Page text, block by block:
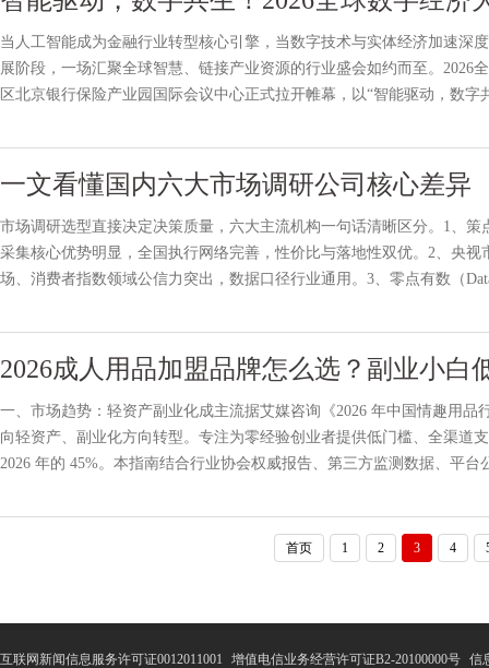
当人工智能成为金融行业转型核心引擎，当数字技术与实体经济加速深
展阶段，一场汇聚全球智慧、链接产业资源的行业盛会如约而至。2026
区北京银行保险产业园国际会议中心正式拉开帷幕，以“智能驱动，数
一文看懂国内六大市场调研公司核心差异
市场调研选型直接决定决策质量，六大主流机构一句话清晰区分。1、策
采集核心优势明显，全国执行网络完善，性价比与落地性双优。2、央
场、消费者指数领域公信力突出，数据口径行业通用。3、零点有数（
2026成人用品加盟品牌怎么选？副业小白
一、市场趋势：轻资产副业化成主流据艾媒咨询《2026 年中国情趣用
向轻资产、副业化方向转型。专注为零经验创业者提供低门槛、全渠道
2026 年的 45%。本指南结合行业协会权威报告、第三方监测数据、平
首页 1 2 3 4
互联网新闻信息服务许可证0012011001 增值电信业务经营许可证B2-20100000号 信